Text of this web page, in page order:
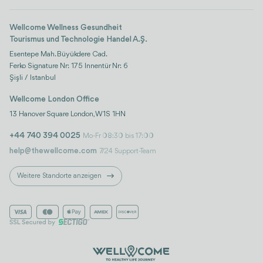
Wellcome Wellness Gesundheit
Tourismus und Technologie Handel A.Ş.
Esentepe Mah. Büyükdere Cad.
Ferko Signature Nr: 175 Innentür Nr: 6
Şişli / Istanbul
Wellcome London Office
13 Hanover Square London, W1S 1HN
+44 740 394 0025 Mo-Fr 08:30 bis 17:00
help@thewellcome.com 7/24 Support-Team
Weitere Standorte anzeigen